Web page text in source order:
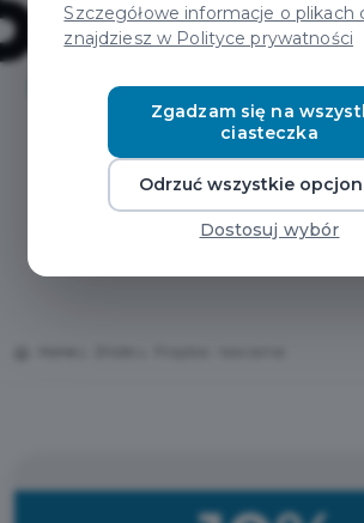
Szczegółowe informacje o plikach
znajdziesz w Polityce prywatności
Zgadzam się na
ciasteczka
Odrzuć wszystkie
Dostosuj wybór